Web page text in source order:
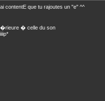
contentE que tu rajoutes un "e" ^^
� celle du son